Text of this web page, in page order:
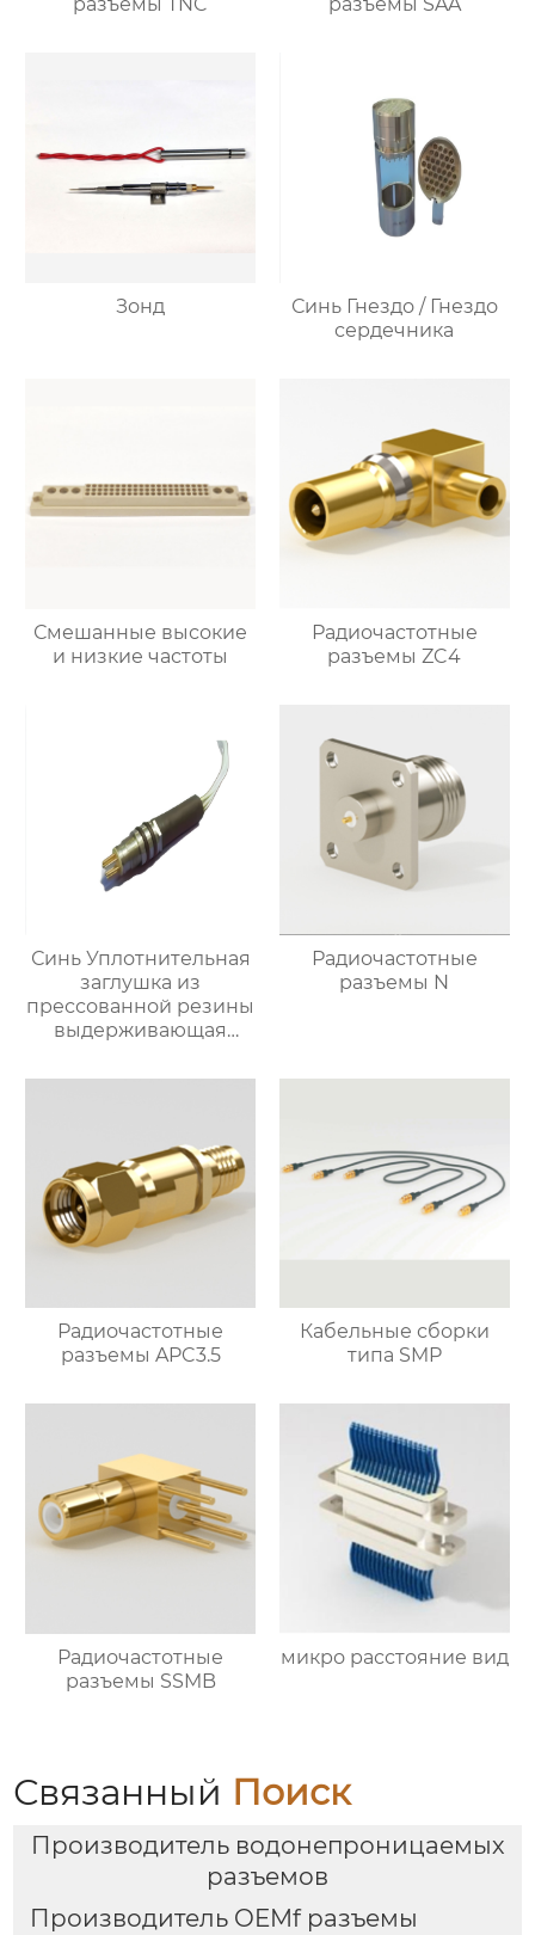
Зонд
Синь Гнездо / Гнездо
сердечника
Смешанные высокие
и низкие частоты
Радиочастотные
разъемы ZC4
Синь Уплотнительная
заглушка из
прессованной резины
выдерживающая
Радиочастотные
разъемы N
Радиочастотные
разъемы APC3.5
Кабельные сборки
типа SMP
Радиочастотные
разъемы SSMB
микро расстояние вид
Связанный Поиск
Производитель водонепроницаемых
разъемов
Производитель OEMf разъемы